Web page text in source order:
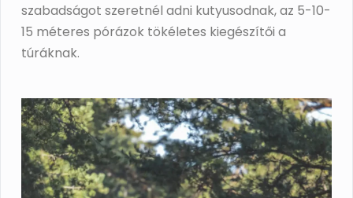
szabadságot szeretnél adni kutyusodnak, az 5-10-
15 méteres pórázok tökéletes kiegészítői a
túráknak.